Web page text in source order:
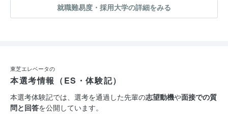
就職難易度・採用大学の詳細をみる
東芝エレベータの
本選考情報（ES・体験記）
本選考体験記では、選考を通過した先輩の志望動機や面接での質
問と回答を公開しています。